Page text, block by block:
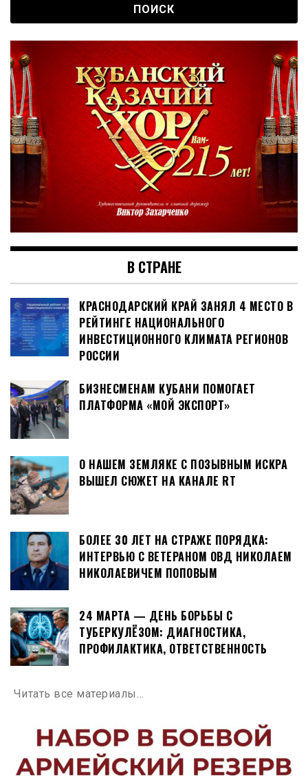
В СТРАНЕ
КРАСНОДАРСКИЙ КРАЙ ЗАНЯЛ 4 МЕСТО В
РЕЙТИНГЕ НАЦИОНАЛЬНОГО
ИНВЕСТИЦИОННОГО КЛИМАТА РЕГИОНОВ
РОССИИ
БИЗНЕСМЕНАМ КУБАНИ ПОМОГАЕТ
ПЛАТФОРМА «МОЙ ЭКСПОРТ»
О НАШЕМ ЗЕМЛЯКЕ С ПОЗЫВНЫМ ИСКРА
ВЫШЕЛ СЮЖЕТ НА КАНАЛЕ RT
БОЛЕЕ 30 ЛЕТ НА СТРАЖЕ ПОРЯДКА:
ИНТЕРВЬЮ С ВЕТЕРАНОМ ОВД НИКОЛАЕМ
НИКОЛАЕВИЧЕМ ПОПОВЫМ
24 МАРТА — ДЕНЬ БОРЬБЫ С
ТУБЕРКУЛЁЗОМ: ДИАГНОСТИКА,
ПРОФИЛАКТИКА, ОТВЕТСТВЕННОСТЬ
Читать все материалы…